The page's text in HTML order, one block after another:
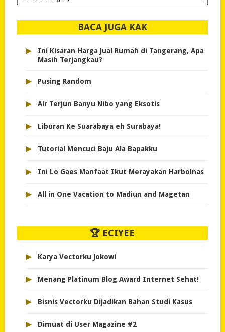
dipilih..
BACA JUGA KAK
▸
Ini Kisaran Harga Jual Rumah di Tangerang, Apa
Masih Terjangkau?
▸ Pusing Random
▸ Air Terjun Banyu Nibo yang Eksotis
▸ Liburan Ke Suarabaya eh Surabaya!
▸ Tutorial Mencuci Baju Ala Bapakku
▸ Ini Lo Gaes Manfaat Ikut Merayakan Harbolnas
▸ All in One Vacation to Madiun and Magetan
🏆 ECIYEE
▸ Karya Vectorku Jokowi
▸ Menang Platinum Blog Award Internet Sehat!
▸ Bisnis Vectorku Dijadikan Bahan Studi Kasus
▸ Dimuat di User Magazine #2